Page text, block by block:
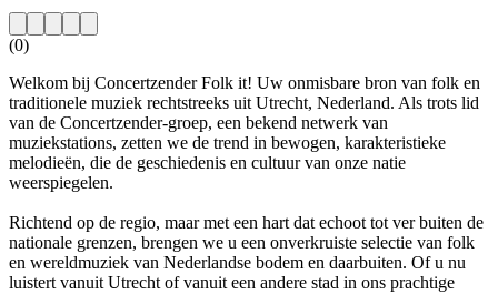
(0)
Welkom bij Concertzender Folk it! Uw onmisbare bron van folk en
traditionele muziek rechtstreeks uit Utrecht, Nederland. Als trots lid
van de Concertzender-groep, een bekend netwerk van
muziekstations, zetten we de trend in bewogen, karakteristieke
melodieën, die de geschiedenis en cultuur van onze natie
weerspiegelen.
Richtend op de regio, maar met een hart dat echoot tot ver buiten de
nationale grenzen, brengen we u een onverkruiste selectie van folk
en wereldmuziek van Nederlandse bodem en daarbuiten. Of u nu
luistert vanuit Utrecht of vanuit een andere stad in ons prachtige